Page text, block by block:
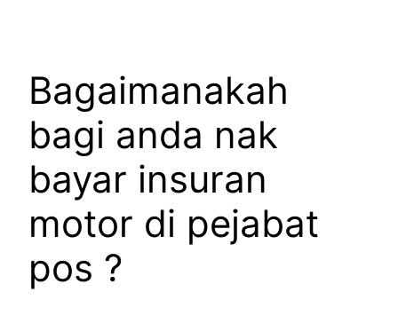
Bagaimanakah
bagi anda nak
bayar insuran
motor di pejabat
pos ?